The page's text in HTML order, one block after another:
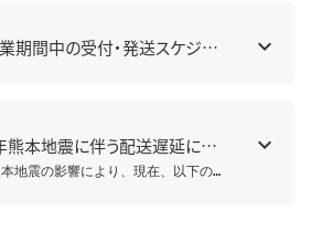
期間中の受付・発送スケジュ
熊本地震に伴う配送遅延に関
地震の影響により、現在、以下の地域において、